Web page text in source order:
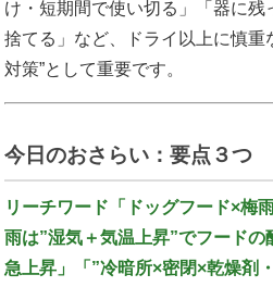
け・短期間で使い切る」「器に
捨てる」など、ドライ以上に慎重
対策”として重要です。
今日のおさらい：要点３つ
リーチワード「ドッグフード×梅
雨は”湿気＋気温上昇”でフード
急上昇」「”冷暗所×密閉×乾燥剤